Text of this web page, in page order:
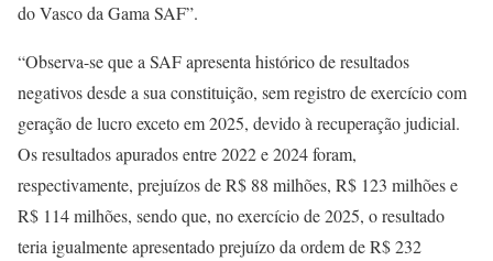
do Vasco da Gama SAF”.
“Observa-se que a SAF apresenta histórico de resultados
negativos desde a sua constituição, sem registro de exercício com
geração de lucro exceto em 2025, devido à recuperação judicial.
Os resultados apurados entre 2022 e 2024 foram,
respectivamente, prejuízos de R$ 88 milhões, R$ 123 milhões e
R$ 114 milhões, sendo que, no exercício de 2025, o resultado
teria igualmente apresentado prejuízo da ordem de R$ 232